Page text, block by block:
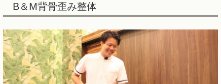
B＆M背骨歪み整体